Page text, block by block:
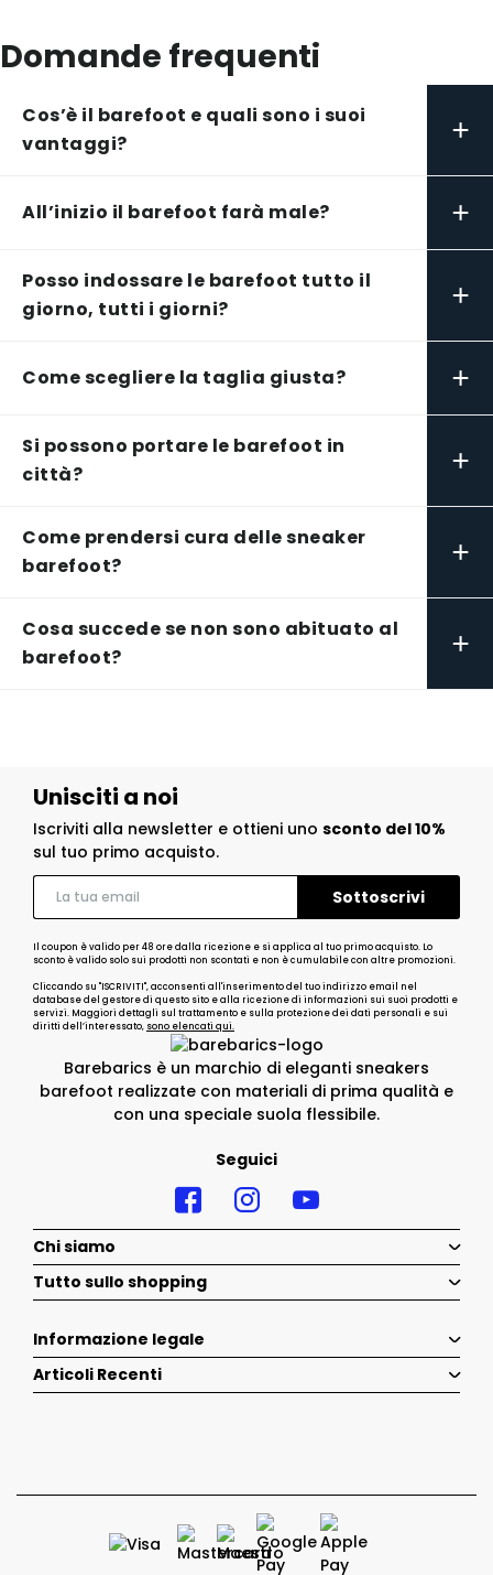
Domande frequenti
Cos’è il barefoot e quali sono i suoi
vantaggi?
+
All’inizio il barefoot farà male? +
Posso indossare le barefoot tutto il
giorno, tutti i giorni?
+
Come scegliere la taglia giusta? +
Si possono portare le barefoot in
città?
+
Come prendersi cura delle sneaker
barefoot?
+
Cosa succede se non sono abituato al
barefoot?
+
Barebarics è un marchio di eleganti sneakers
barefoot realizzate con materiali di prima qualità e
con una speciale suola flessibile.
Seguici
Unisciti a noi
Iscriviti alla newsletter e ottieni uno sconto del 10%
sul tuo primo acquisto.
Il coupon è valido per 48 ore dalla ricezione e si applica al tuo primo acquisto. Lo
sconto è valido solo sui prodotti non scontati e non è cumulabile con altre promozioni.
Cliccando su "ISCRIVITI", acconsenti all'inserimento del tuo indirizzo email nel
database del gestore di questo sito e alla ricezione di informazioni sui suoi prodotti e
servizi. Maggiori dettagli sul trattamento e sulla protezione dei dati personali e sui
diritti dell’interessato, sono elencati qui.
Chi siamo
Tutto sullo shopping
Informazione legale
Articoli Recenti